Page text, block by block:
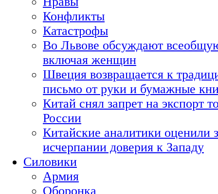
Конфликты
Катастрофы
Во Львове обсуждают
включая женщин
Швеция возвращается к
письмо от руки и бумажные
Китай снял запрет на экспорт
России
Китайские аналитики оценили
исчерпании доверия к Западу
Силовики
Армия
Оборонка